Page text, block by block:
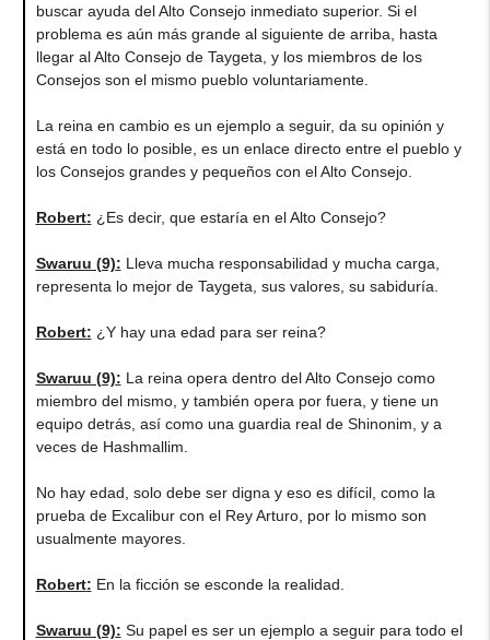
buscar ayuda del Alto Consejo inmediato superior. Si el
problema es aún más grande al siguiente de arriba, hasta
llegar al Alto Consejo de Taygeta, y los miembros de los
Consejos son el mismo pueblo voluntariamente.
La reina en cambio es un ejemplo a seguir, da su opinión y
está en todo lo posible, es un enlace directo entre el pueblo y
los Consejos grandes y pequeños con el Alto Consejo.
Robert: ¿Es decir, que estaría en el Alto Consejo?
Swaruu (9): Lleva mucha responsabilidad y mucha carga,
representa lo mejor de Taygeta, sus valores, su sabiduría.
Robert: ¿Y hay una edad para ser reina?
Swaruu (9): La reina opera dentro del Alto Consejo como
miembro del mismo, y también opera por fuera, y tiene un
equipo detrás, así como una guardia real de Shinonim, y a
veces de Hashmallim.
No hay edad, solo debe ser digna y eso es difícil, como la
prueba de Excalibur con el Rey Arturo, por lo mismo son
usualmente mayores.
Robert: En la ficción se esconde la realidad.
Swaruu (9): Su papel es ser un ejemplo a seguir para todo el